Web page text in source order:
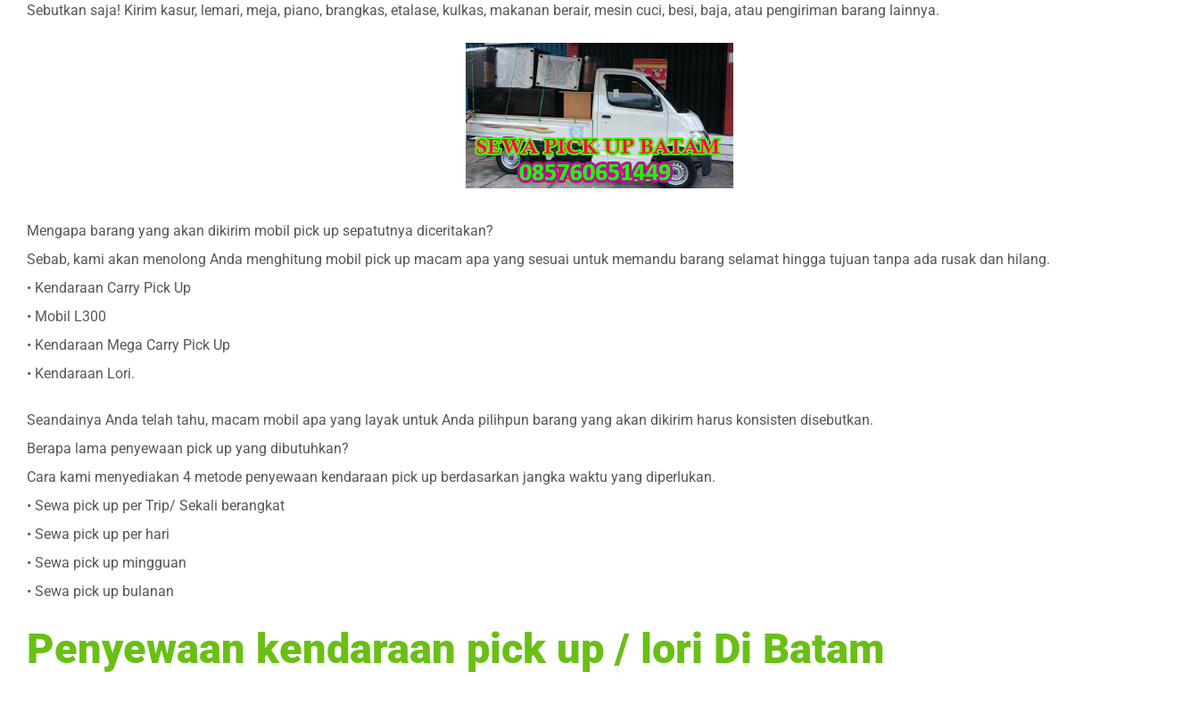
Sebutkan saja! Kirim kasur, lemari, meja, piano, brangkas, etalase, kulkas, makanan berair, mesin cuci, besi, baja, atau pengiriman barang lainnya.
Mengapa barang yang akan dikirim mobil pick up sepatutnya diceritakan?
Sebab, kami akan menolong Anda menghitung mobil pick up macam apa yang sesuai untuk memandu barang selamat hingga tujuan tanpa ada rusak dan hilang.
• Kendaraan Carry Pick Up
• Mobil L300
• Kendaraan Mega Carry Pick Up
• Kendaraan Lori.
Seandainya Anda telah tahu, macam mobil apa yang layak untuk Anda pilihpun barang yang akan dikirim harus konsisten disebutkan.
Berapa lama penyewaan pick up yang dibutuhkan?
Cara kami menyediakan 4 metode penyewaan kendaraan pick up berdasarkan jangka waktu yang diperlukan.
• Sewa pick up per Trip/ Sekali berangkat
• Sewa pick up per hari
• Sewa pick up mingguan
• Sewa pick up bulanan
Penyewaan kendaraan pick up / lori Di Batam